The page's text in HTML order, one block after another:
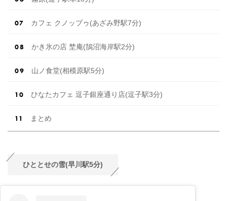
カフェ クノップゥ(あざみ野駅7分)
かき氷の店 埜庵(鵠沼海岸駅2分)
山ノ食堂(相模原駅5分)
ひなたカフェ 逗子銀座通り店(逗子駅3分)
まとめ
ひととせの雪(早川駅5分)